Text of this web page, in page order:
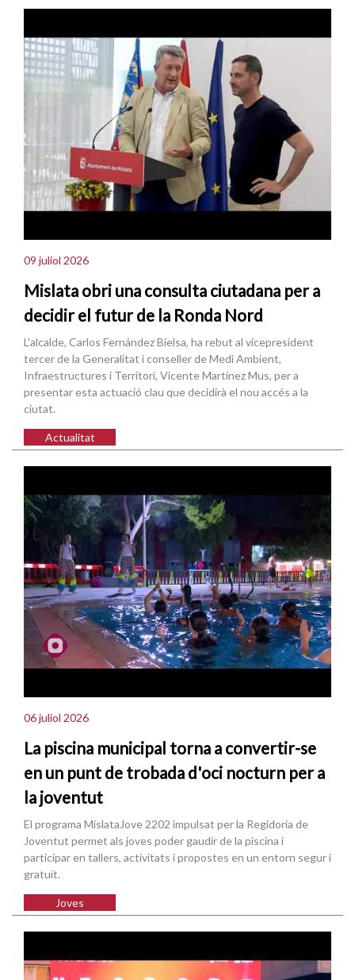
09 juliol 2026
Mislata obri una consulta ciutadana per a
decidir el futur de la Ronda Nord
L'alcalde, Carlos Fernández Bielsa, ha rebut al vicepresident
tercer de la Generalitat i conseller de Medi Ambient,
Infraestructures i Territori, Vicente Martínez Mus, per a
presentar esta actuació clau que decidirà el nou accés a la
ciutat.
Actualitat
06 juliol 2026
La piscina municipal torna a convertir-se
en un punt de trobada d'oci nocturn per a
la joventut
El programa MislataJove 2202 impulsat per la Regidoria de
Joventut permet als joves poder gaudir de la piscina i
participar en tallers, activitats i propostes en un entorn segur i
gratuït.
Joves